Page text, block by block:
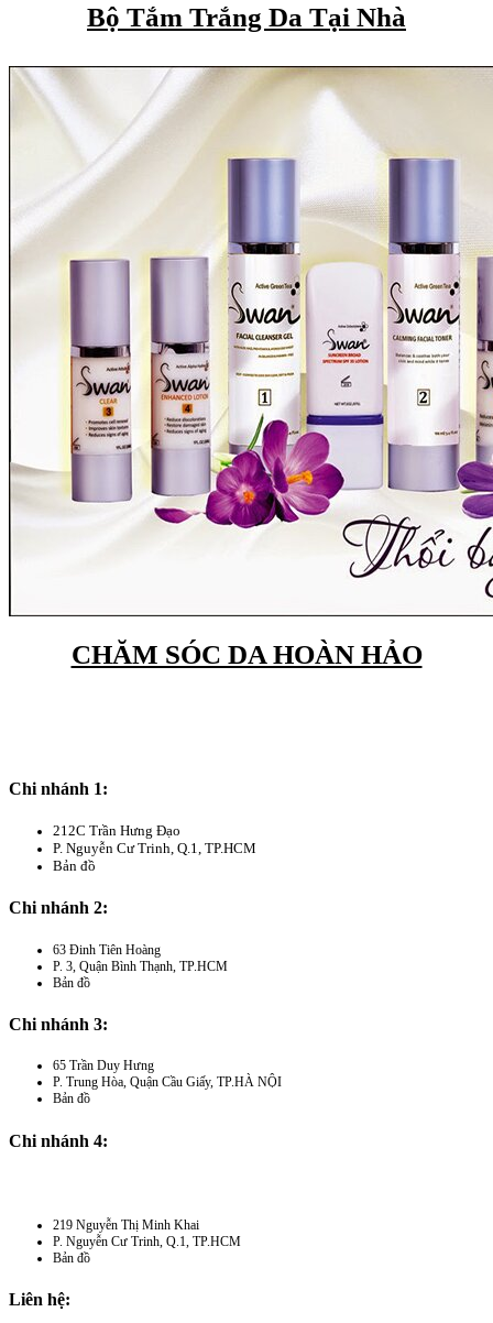
Bộ Tắm Trắng Da Tại Nhà
CHĂM SÓC DA HOÀN HẢO
Chi nhánh 1:
212C Trần Hưng Đạo
P. Nguyễn Cư Trinh, Q.1, TP.HCM
Bản đồ
Chi nhánh 2:
63 Đinh Tiên Hoàng
P. 3, Quận Bình Thạnh, TP.HCM
Bản đồ
Chi nhánh 3:
65 Trần Duy Hưng
P. Trung Hòa, Quận Cầu Giấy, TP.HÀ NỘI
Bản đồ
Chi nhánh 4:
219 Nguyễn Thị Minh Khai
P. Nguyễn Cư Trinh, Q.1, TP.HCM
Bản đồ
Liên hệ: